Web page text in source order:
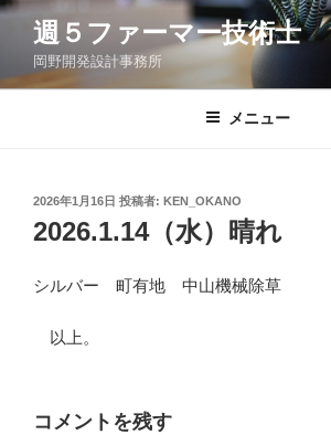
コ
ン
週５ファーマー技術士
岡野開発設計事務所
メニュー
投
稿
日:
2026年1月16日 投稿者: KEN_OKANO
2026.1.14（水）晴れ
シルバー 町有地 中山機械除草
以上。
コメントを残す